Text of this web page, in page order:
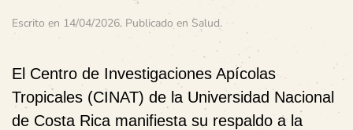
Escrito en 14/04/2026. Publicado en Salud.
El Centro de Investigaciones Apícolas
Tropicales (CINAT) de la Universidad Nacional
de Costa Rica manifiesta su respaldo a la